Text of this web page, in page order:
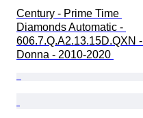
Century - Prime Time
Diamonds Automatic -
606.7.Q.A2.13.15D.QXN -
Donna - 2010-2020